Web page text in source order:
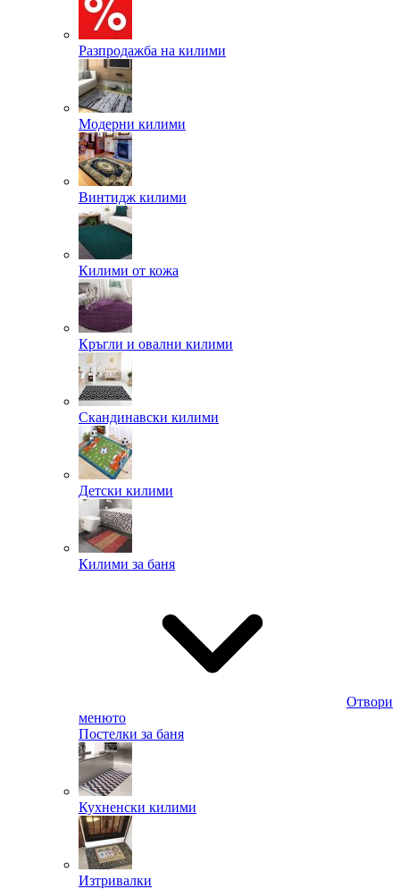
Разпродажба на килими
Модерни килими
Винтидж килими
Килими от кожа
Кръгли и овални килими
Скандинавски килими
Детски килими
Килими за баня
Отвори
менюто
Постелки за баня
Кухненски килими
Изтривалки